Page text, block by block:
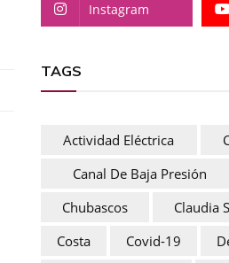
Instagram
TAGS
Actividad Eléctrica
Canal De Baja Presión
Chubascos
Claudia
Costa
Covid-19